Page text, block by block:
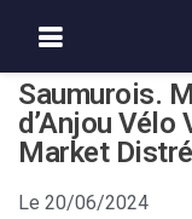
Saumurois.
d’Anjou
Market Distré
Le 20/06/2024